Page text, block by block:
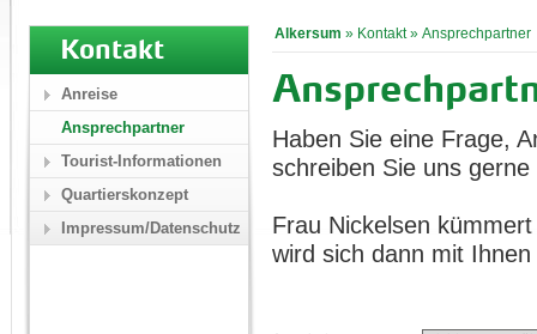
Alkersum » Kontakt» Ansprechpartner
Haben Sie eine Frage,
schreiben Sie uns
Frau Nickelsen
wird sich dann mit
Kontakt
Anreise
Ansprechpartner
Tourist-Informationen
Quartierskonzept
Impressum/Datenschutz